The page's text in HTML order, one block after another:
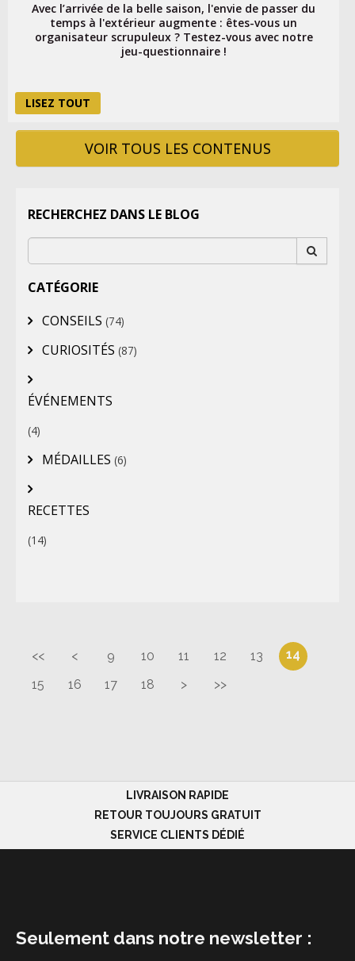
Avec l’arrivée de la belle saison, l'envie de passer du
temps à l'extérieur augmente : êtes-vous un
organisateur scrupuleux ? Testez-vous avec notre
jeu-questionnaire !
LISEZ TOUT
VOIR TOUS LES CONTENUS
RECHERCHEZ DANS LE BLOG
CATÉGORIE
CONSEILS (74)
CURIOSITÉS (87)
ÉVÉNEMENTS
(4)
MÉDAILLES (6)
RECETTES
(14)
<< < 9 10 11 12 13
14
15
16 17 18 > >>
LIVRAISON RAPIDE
RETOUR TOUJOURS GRATUIT
SERVICE CLIENTS DÉDIÉ
Seulement dans notre newsletter :